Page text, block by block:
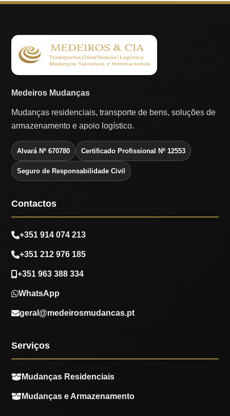
Medeiros Mudanças
Mudanças residenciais, transporte de bens, soluções de
armazenamento e apoio logístico.
Alvará Nº 670780 Certificado Profissional Nº 12553
Seguro de Responsabilidade Civil
Contactos
+351 914 074 213
+351 212 976 185
+351 963 388 334
WhatsApp
geral@medeirosmudancas.pt
Serviços
Mudanças Residenciais
Mudanças e Armazenamento